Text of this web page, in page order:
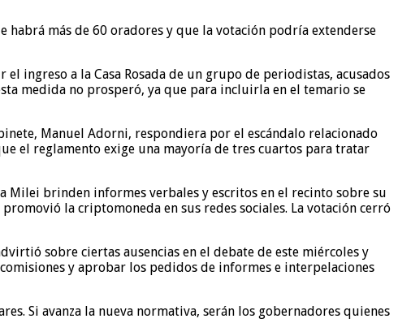
más de 60 oradores y que la votación podría extenderse
ingreso a la Casa Rosada de un grupo de periodistas, acusados
medida no prosperó, ya que para incluirla en el temario se
Manuel Adorni, respondiera por el escándalo relacionado
el reglamento exige una mayoría de tres cuartos para tratar
brinden informes verbales y escritos en el recinto sobre su
la criptomoneda en sus redes sociales. La votación cerró
sobre ciertas ausencias en el debate de este miércoles y
y aprobar los pedidos de informes e interpelaciones
Si avanza la nueva normativa, serán los gobernadores quienes